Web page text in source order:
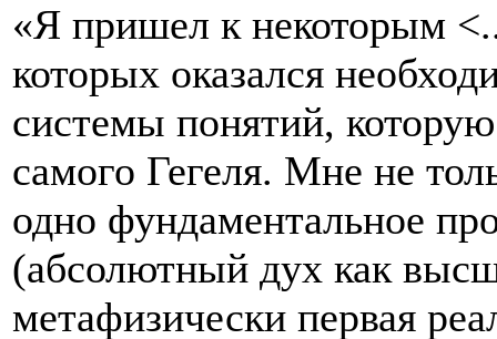
«Я пришел к некоторым
которых оказался
системы понятий,
самого Гегеля. Мне не
одно фундаментальное
(абсолютный дух как
метафизически первая